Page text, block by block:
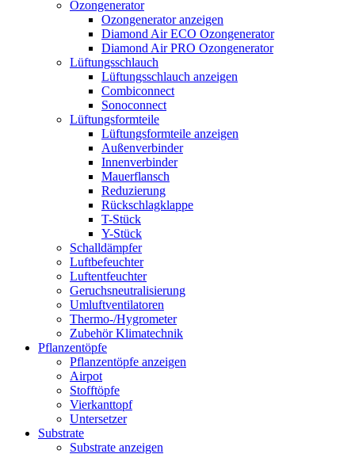
Ozongenerator
Ozongenerator anzeigen
Diamond Air ECO Ozongenerator
Diamond Air PRO Ozongenerator
Lüftungsschlauch
Lüftungsschlauch anzeigen
Combiconnect
Sonoconnect
Lüftungsformteile
Lüftungsformteile anzeigen
Außenverbinder
Innenverbinder
Mauerflansch
Reduzierung
Rückschlagklappe
T-Stück
Y-Stück
Schalldämpfer
Luftbefeuchter
Luftentfeuchter
Geruchsneutralisierung
Umluftventilatoren
Thermo-/Hygrometer
Zubehör Klimatechnik
Pflanzentöpfe
Pflanzentöpfe anzeigen
Airpot
Stofftöpfe
Vierkanttopf
Untersetzer
Substrate
Substrate anzeigen